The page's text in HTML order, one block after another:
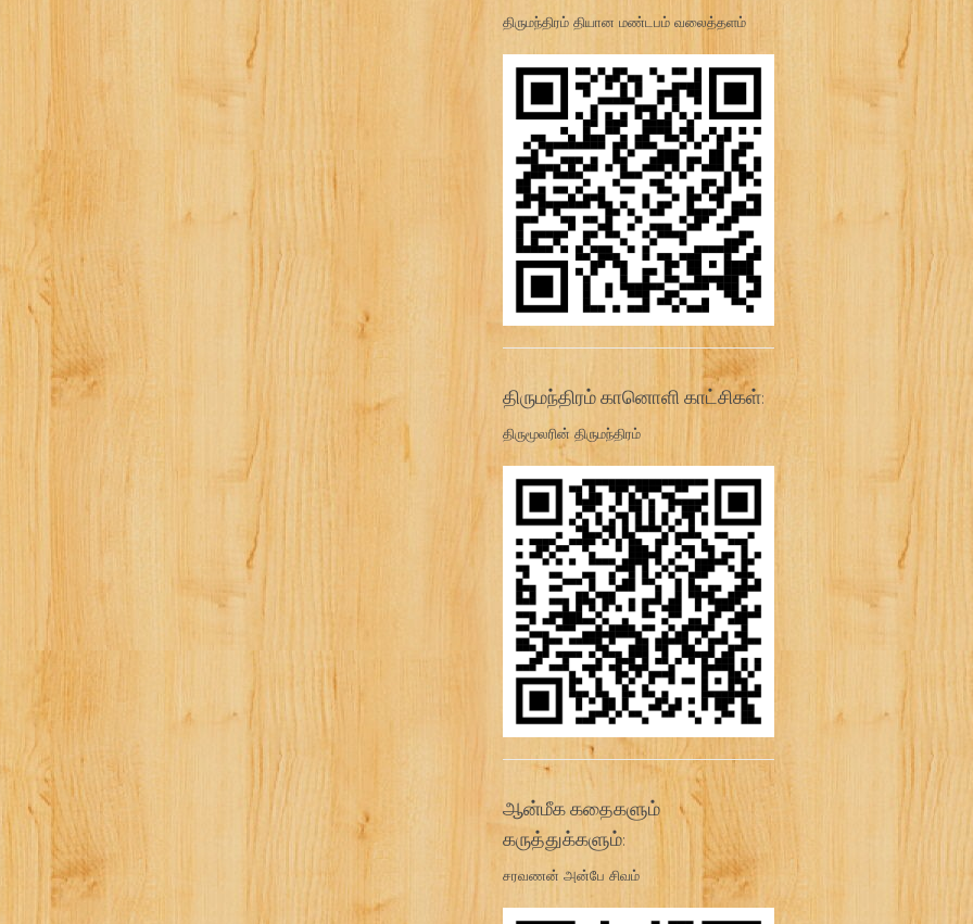
திருமந்திரம் தியான மண்டபம் வலைத்தளம்
திருமந்திரம் கானொளி காட்சிகள்:
திருமூலரின் திருமந்திரம்
ஆன்மீக கதைகளும்
கருத்துக்களும்:
சரவணன் அன்பே சிவம்